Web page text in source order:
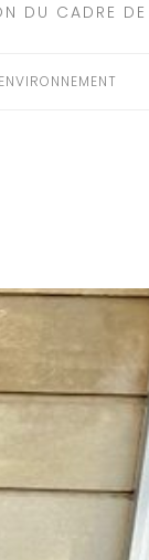
DU CADRE
ENVIRONNEMENT